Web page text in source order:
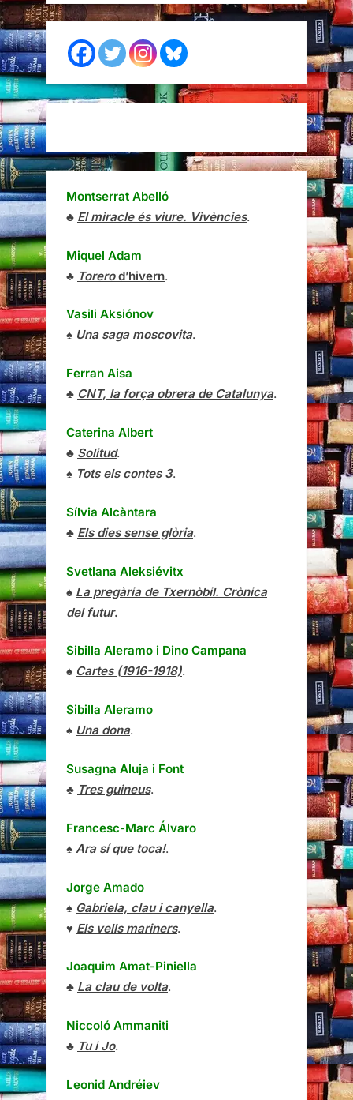
Montserrat Abelló
♣ El miracle és viure. Vivències.
Miquel Adam
♣ Torerod’hivern.
Vasili Aksiónov
♠ Una saga moscovita.
Ferran Aisa
♣ CNT, la força obrera de Catalunya.
Caterina Albert
♣ Solitud.
♠ Tots els contes 3.
Sílvia Alcàntara
♣ Els dies sense glòria.
Svetlana Aleksiévitx
♠ La pregària de Txernòbil. Crònica
del futur.
Sibilla Aleramo i Dino Campana
♠ Cartes (1916-1918).
Sibilla Aleramo
♠ Una dona.
Susagna Aluja i Font
♣ Tres guineus.
Francesc-Marc Álvaro
♠ Ara sí que toca!.
Jorge Amado
♠ Gabriela, clau i canyella.
♥ Els vells mariners.
Joaquim Amat-Piniella
♣ La clau de volta.
Niccoló Ammaniti
♣ Tu i Jo.
Leonid Andréiev